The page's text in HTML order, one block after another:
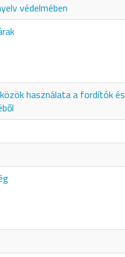
védelmében
használata a fordítók és